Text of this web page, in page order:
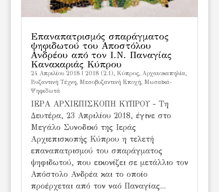
Επαναπατρισμός σπαράγματος
ψηφιδωτού του Αποστόλου
Ανδρέου από τον Ι.Ν. Παναγίας
Κανακαριάς Κύπρου
24 Απριλίου 2018| 2018 (2.1), Kύπρος, Αρχαιοκαπηλία,
Βυζαντινή Τέχνη, Μεσοβυζαντινή Εποχή, Μωσαϊκά-
Ψηφιδωτά
ΙΕΡΑ ΑΡΧΙΕΠΙΣΚΟΠΗ ΚΥΠΡΟΥ - Τη
Δευτέρα, 23 Απριλίου 2018, έγινε στο
Μεγάλο Συνοδικό της Ιεράς
Αρχιεπισκοπής Κύπρου η τελετή
επαναπατρισμού του σπαράγματος
ψηφιδωτού, που εικονίζει σε μετάλλιο τον
Απόστολο Ανδρέα και το οποίο
προέρχεται από τον ναό Παναγίας...